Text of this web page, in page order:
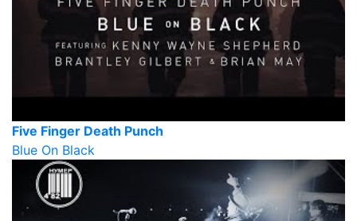
Five Finger Death Punch
Blue On Black